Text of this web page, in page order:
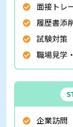
面接トレ
履歴書添
試験対策
職場見学
企業訪問